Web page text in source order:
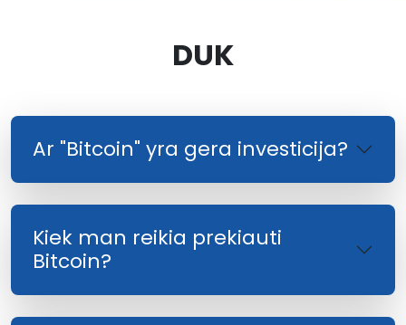
DUK
Ar "Bitcoin" yra gera investicija?
Kiek man reikia prekiauti
Bitcoin?